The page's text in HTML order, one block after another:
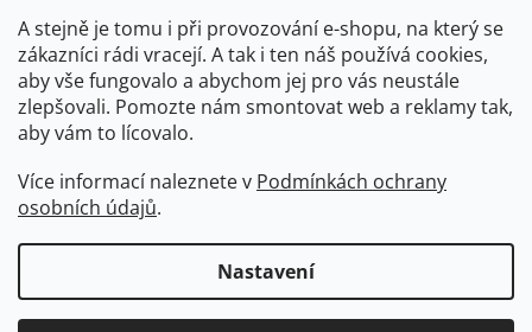
A stejně je tomu i při provozování e-shopu, na který se
zákazníci rádi vracejí. A tak i ten náš používá cookies,
aby vše fungovalo a abychom jej pro vás neustále
zlepšovali. Pomozte nám smontovat web a reklamy tak,
aby vám to lícovalo.
Více informací naleznete v Podmínkách ochrany
osobních údajů.
Nastavení
Pá
06:00 - 07:00
07:30 - 15:00
So
07:00 - 10:00
Ne
zavřeno
Copyright 2026VTP-tvarovky.cz. Všechna práva vyhrazena.